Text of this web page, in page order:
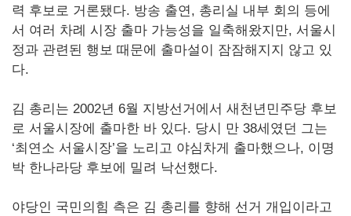
력 후보로 거론됐다. 방송 출연, 총리실 내부 회의 등에
서 여러 차례 시장 출마 가능성을 일축해왔지만, 서울시
정과 관련된 행보 때문에 출마설이 잠잠해지지 않고 있
다.
김 총리는 2002년 6월 지방선거에서 새천년민주당 후보
로 서울시장에 출마한 바 있다. 당시 만 38세였던 그는
‘최연소 서울시장’을 노리고 야심차게 출마했으나, 이명
박 한나라당 후보에 밀려 낙선했다.
야당인 국민의힘 측은 김 총리를 향해 선거 개입이라고